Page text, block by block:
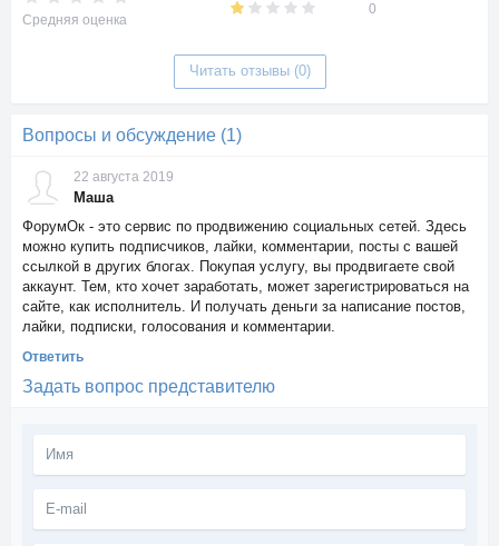
Средняя оценка
0
Читать отзывы (0)
Вопросы и обсуждение (1)
22 августа 2019
Маша
ФорумОк - это сервис по продвижению социальных сетей. Здесь
можно купить подписчиков, лайки, комментарии, посты с вашей
ссылкой в других блогах. Покупая услугу, вы продвигаете свой
аккаунт. Тем, кто хочет заработать, может зарегистрироваться на
сайте, как исполнитель. И получать деньги за написание постов,
лайки, подписки, голосования и комментарии.
Ответить
Задать вопрос представителю